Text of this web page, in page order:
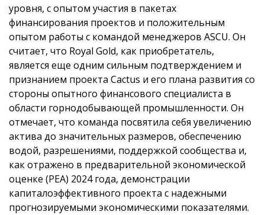
уровня, с опытом участия в пакетах
финансирования проектов и положительным
опытом работы с командой менеджеров ASCU. Он
считает, что Royal Gold, как приобретатель,
является еще одним сильным подтверждением и
признанием проекта Cactus и его плана развития со
стороны опытного финансового специалиста в
области горнодобывающей промышленности. Он
отмечает, что команда посвятила себя увеличению
актива до значительных размеров, обеспечению
водой, разрешениями, поддержкой сообщества и,
как отражено в предварительной экономической
оценке (PEA) 2024 года, демонстрации
капиталоэффективного проекта с надежными
прогнозируемыми экономическими показателями.